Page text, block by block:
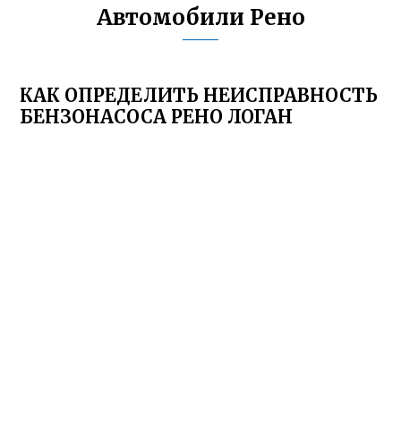
Автомобили Рено
КАК ОПРЕДЕЛИТЬ НЕИСПРАВНОСТЬ
БЕНЗОНАСОСА РЕНО ЛОГАН